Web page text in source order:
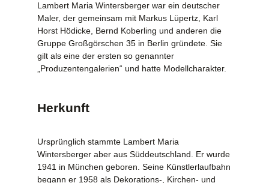
Lambert Maria Wintersberger war ein deutscher
Maler, der gemeinsam mit Markus Lüpertz, Karl
Horst Hödicke, Bernd Koberling und anderen die
Gruppe Großgörschen 35 in Berlin gründete. Sie
gilt als eine der ersten so genannter
„Produzentengalerien“ und hatte Modellcharakter.
Herkunft
Ursprünglich stammte Lambert Maria
Wintersberger aber aus Süddeutschland. Er wurde
1941 in München geboren. Seine Künstlerlaufbahn
begann er 1958 als Dekorations-, Kirchen- und